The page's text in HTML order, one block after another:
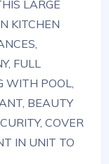
LARGE
KITCHEN
FULL
WITH POOL,
BEAUTY
COVER
IN UNIT TO